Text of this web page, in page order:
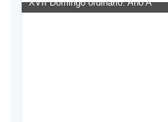
XVII Domingo ordinario. Año A